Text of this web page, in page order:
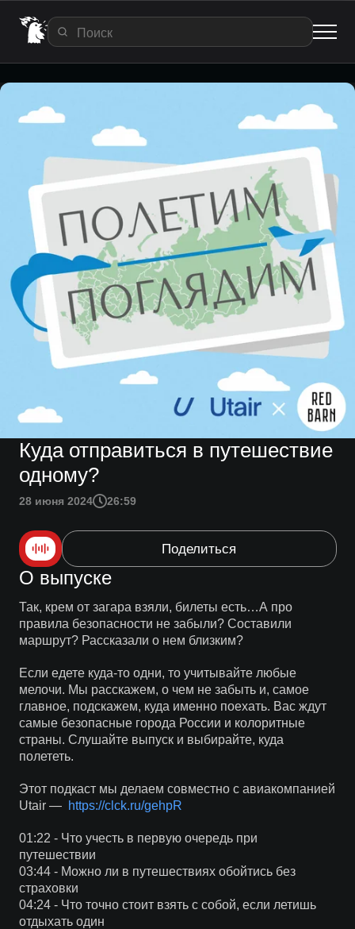
Куда отправиться в путешествие
одному?
28 июня 2024 26:59
Поделиться
О выпуске
Так, крем от загара взяли, билеты есть…А про
правила безопасности не забыли? Составили
маршрут? Рассказали о нем близким?
Если едете куда-то одни, то учитывайте любые
мелочи. Мы расскажем, о чем не забыть и, самое
главное, подскажем, куда именно поехать. Вас ждут
самые безопасные города России и колоритные
страны. Слушайте выпуск и выбирайте, куда
полететь.
Этот подкаст мы делаем совместно с авиакомпанией
Utair — https://clck.ru/gehpR
01:22 - Что учесть в первую очередь при
путешествии
03:44 - Можно ли в путешествиях обойтись без
страховки
04:24 - Что точно стоит взять с собой, если летишь
отдыхать один